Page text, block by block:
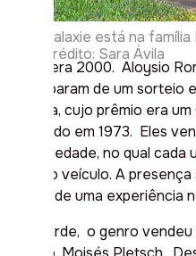
Galaxie está na
Crédito: Sara Ávila
O ano era 2000. Aloysio
participaram de um sorteio
Gaúcha, cujo prêmio era
fabricado em 1973. Eles
de sociedade, no qual
sobre o veículo. A
depois de uma experiência
Mais tarde, o genro